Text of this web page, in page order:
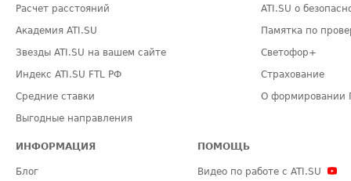
Расчет расстояний
Академия ATI.SU
Звезды ATI.SU на вашем сайте
Индекс ATI.SU FTL РФ
Средние ставки
Выгодные направления
ATI.SU о
Памятка по
Светофор+
Страхование
О формировании
ИНФОРМАЦИЯ
Блог
ПОМОЩЬ
Видео по работе с ATI.SU